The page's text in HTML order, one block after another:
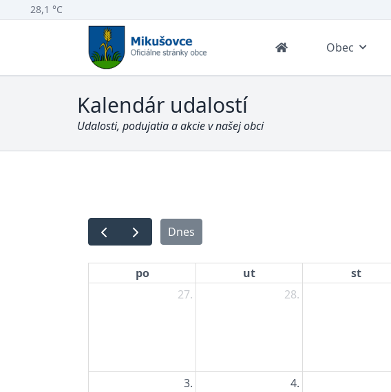
28,1 °C
Obec
Kalendár udalostí
Udalosti, podujatia a akcie v našej obci
Dnes
po ut st
27.
28.
3. 4.